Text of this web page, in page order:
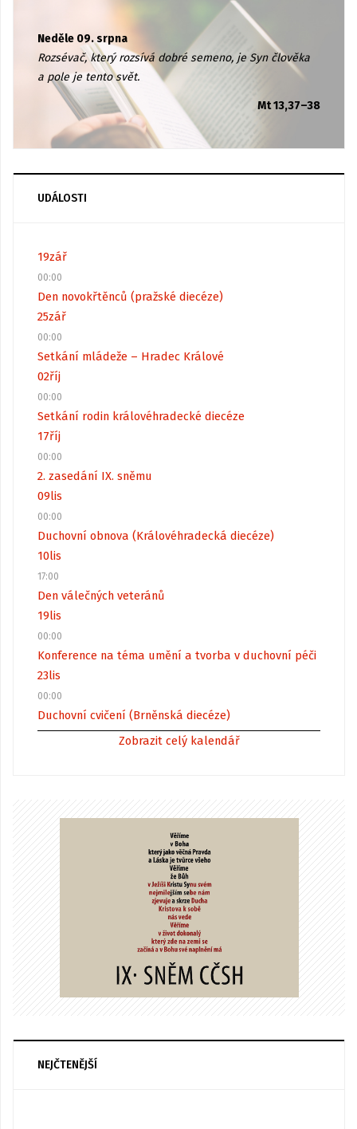
Neděle 09. srpna
Rozsévač, který rozsívá dobré semeno, je Syn člověka
a pole je tento svět.
Mt 13,37–38
UDÁLOSTI
19zář
00:00
Den novokřtěnců (pražské diecéze)
25zář
00:00
Setkání mládeže – Hradec Králové
02říj
00:00
Setkání rodin královéhradecké diecéze
17říj
00:00
2. zasedání IX. sněmu
09lis
00:00
Duchovní obnova (Královéhradecká diecéze)
10lis
17:00
Den válečných veteránů
19lis
00:00
Konference na téma umění a tvorba v duchovní péči
23lis
00:00
Duchovní cvičení (Brněnská diecéze)
Zobrazit celý kalendář
NEJČTENĚJŠÍ